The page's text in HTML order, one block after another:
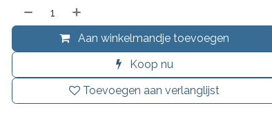
Aan winkelmandje toevoegen
Koop nu
Toevoegen aan verlanglijst